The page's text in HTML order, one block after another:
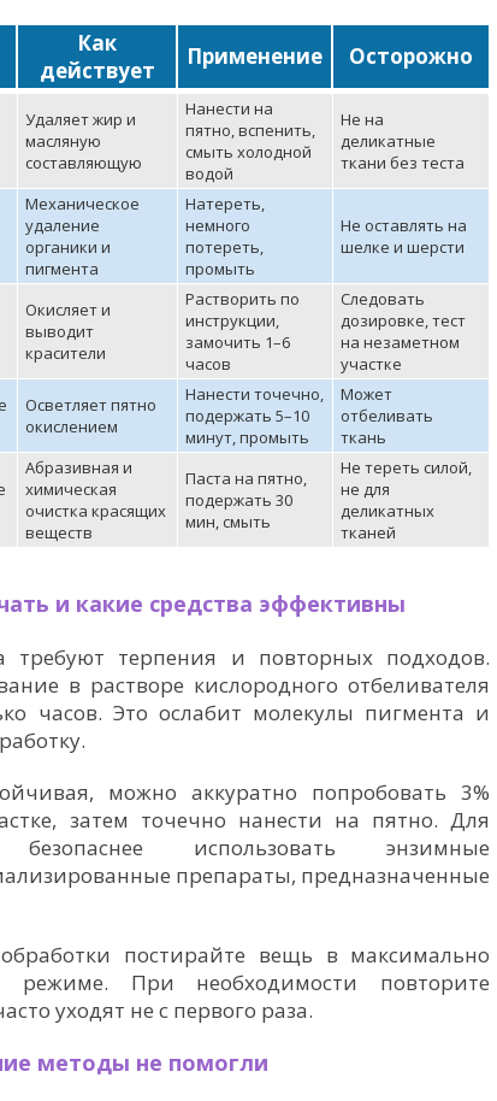
Как
действует
Применение Осторожно
Удаляет жир и
масляную
составляющую
Нанести на
пятно, вспенить,
смыть холодной
водой
Не на
деликатные
ткани без теста
Механическое
удаление
органики и
пигмента
Натереть,
немного
потереть,
промыть
Не оставлять на
шелке и шерсти
Окисляет и
выводит
красители
Растворить по
инструкции,
замочить 1–6
часов
Следовать
дозировке, тест
на незаметном
участке
Осветляет пятно
окислением
Нанести точечно,
подержать 5–10
минут, промыть
Может
отбеливать
ткань
Абразивная и
химическая
очистка красящих
веществ
Паста на пятно,
подержать 30
мин, смыть
Не тереть силой,
не для
деликатных
тканей
и какие средства эффективны
терпения и повторных подходов.
в растворе кислородного отбеливателя
часов. Это ослабит молекулы пигмента и
можно аккуратно попробовать 3%
затем точечно нанести на пятно. Для
использовать энзимные
препараты, предназначенные
постирайте вещь в максимально
При необходимости повторите
уходят не с первого раза.
методы не помогли